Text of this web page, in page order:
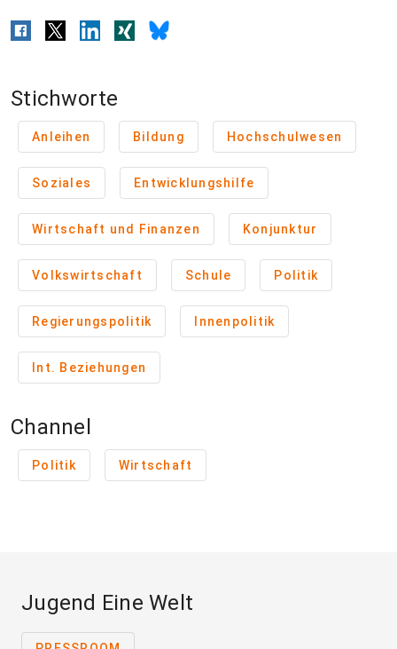
Stichworte
Anleihen Bildung Hochschulwesen
Soziales Entwicklungshilfe
Wirtschaft und Finanzen Konjunktur
Volkswirtschaft Schule Politik
Regierungspolitik Innenpolitik
Int. Beziehungen
Channel
Politik Wirtschaft
Jugend Eine Welt